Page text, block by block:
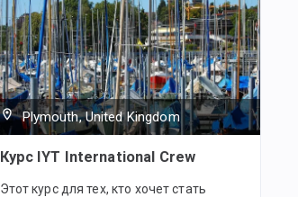
Plymouth, United Kingdom
Курс IYT International Crew
Этот курс для тех, кто хочет стать